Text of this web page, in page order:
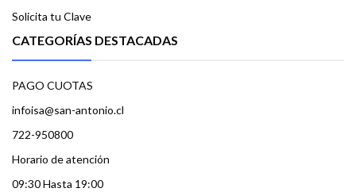
Solicita tu Clave
CATEGORÍAS DESTACADAS
PAGO CUOTAS
infoisa@san-antonio.cl
722-950800
Horario de atención
09:30 Hasta 19:00